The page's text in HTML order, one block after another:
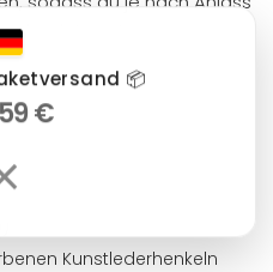
absolutes Must-have für
in ihrem Zuhause
– 31 cm (H) x 17,5 cm (D)
Kunstlederhenkeln
📦
€